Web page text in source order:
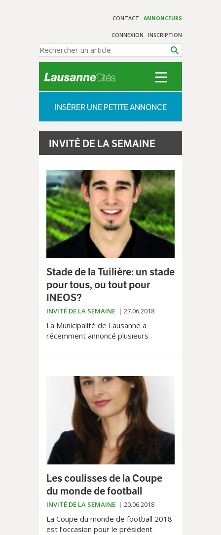
CONTACT ANNONCEURS
CONNEXION INSCRIPTION
INSÉRER UNE PETITE ANNONCE
INVITÉ DE LA SEMAINE
Stade de la Tuilière: un stade
pour tous, ou tout pour
INEOS?
INVITÉ DE LA SEMAINE 27.06.2018
La Municipalité de Lausanne a
récemment annoncé plusieurs
Les coulisses de la Coupe
du monde de football
INVITÉ DE LA SEMAINE 20.06.2018
La Coupe du monde de football 2018
est l’occasion pour le président